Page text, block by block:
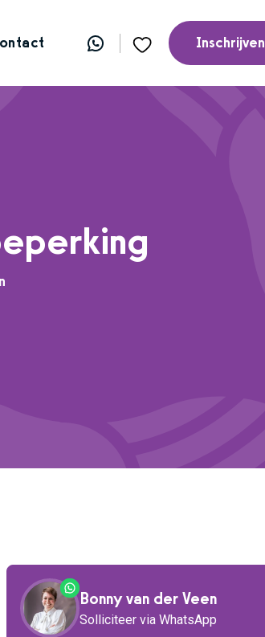
Inschrijven
Bonny van der Veen
Solliciteer via WhatsApp